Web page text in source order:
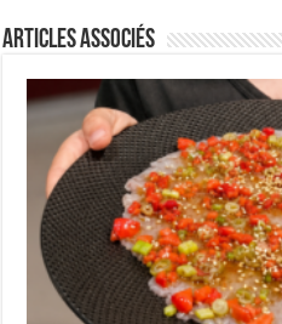
Articles associés